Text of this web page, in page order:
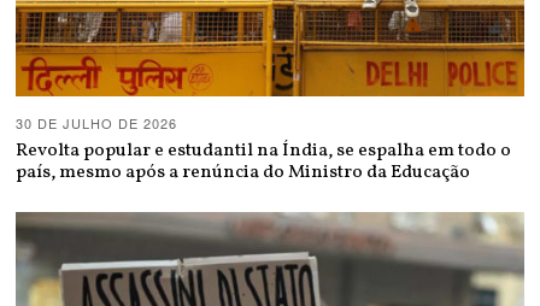
30 DE JULHO DE 2026
Revolta popular e estudantil na Índia, se espalha em todo o
país, mesmo após a renúncia do Ministro da Educação